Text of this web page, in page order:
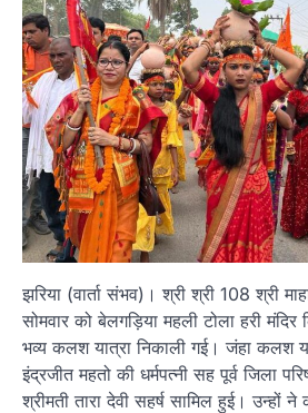
झरिया (वार्ता संभव)। श्री श्री 108 श्री
सोमवार को बेलगड़िया महली टोला हरी
भव्य कलश यात्रा निकाली गई। जंहा कलश
इंद्रजीत महतो की धर्मपत्नी सह पूर्व जिला
श्रीमती तारा देवी सहर्ष सामिल हुई। उन्हों